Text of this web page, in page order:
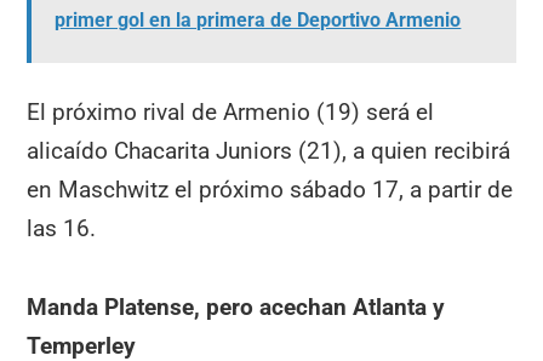
primer gol en la primera de Deportivo Armenio
El próximo rival de Armenio (19) será el
alicaído Chacarita Juniors (21), a quien recibirá
en Maschwitz el próximo sábado 17, a partir de
las 16.
Manda Platense, pero acechan Atlanta y
Temperley